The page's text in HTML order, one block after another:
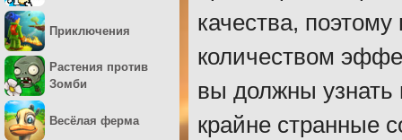
качества,
количеством
вы должны узнать
крайне странные
Приключения
Растения против
Зомби
Весёлая ферма